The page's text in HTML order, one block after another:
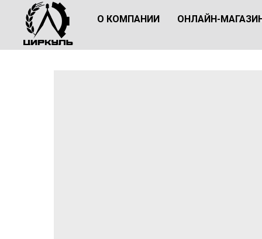
О КОМПАНИИ ОНЛАЙН-